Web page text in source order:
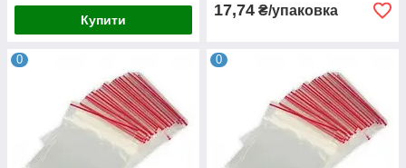
Купити
17,74 ₴/упаковка
0 0